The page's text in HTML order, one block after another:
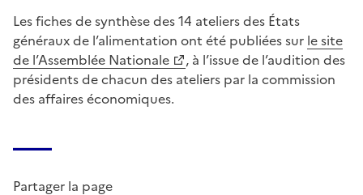
Les fiches de synthèse des 14 ateliers des États
généraux de l’alimentation ont été publiées sur le site
de l’Assemblée Nationale
, à l’issue de l’audition des
présidents de chacun des ateliers par la commission
des affaires économiques.
Partager la page